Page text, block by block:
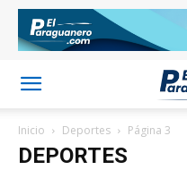
Inicio Deportes Página 3
DEPORTES